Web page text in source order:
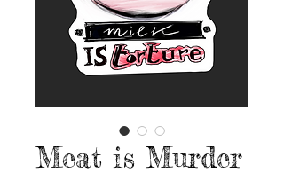
Meat is Murder